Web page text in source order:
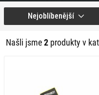
Našli jsme2 produkty v
Nejoblíbenější